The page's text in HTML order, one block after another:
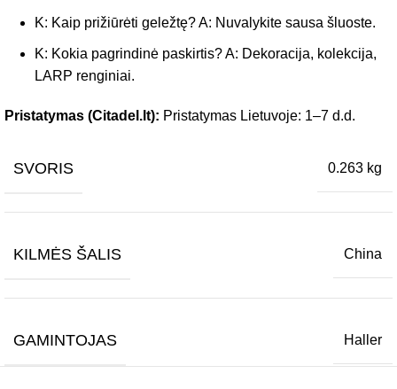
K: Kaip prižiūrėti geležtę? A: Nuvalykite sausa šluoste.
K: Kokia pagrindinė paskirtis? A: Dekoracija, kolekcija,
LARP renginiai.
Pristatymas (Citadel.lt): Pristatymas Lietuvoje: 1–7 d.d.
SVORIS 0.263 kg
KILMĖS ŠALIS China
GAMINTOJAS Haller